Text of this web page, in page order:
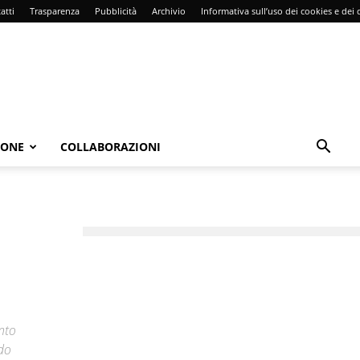
Trasparenza Pubblicità Archivio Informativa sull’uso dei cookies e dei
COLLABORAZIONI